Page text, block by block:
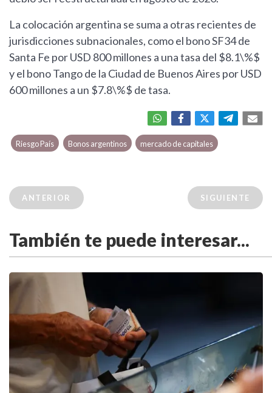
La colocación argentina se suma a otras recientes de
jurisdicciones subnacionales, como el bono SF34 de
Santa Fe por USD 800 millones a una tasa del $8.1\%$
y el bono Tango de la Ciudad de Buenos Aires por USD
600 millones a un $7.8\%$ de tasa.
Riesgo País Bonos argentinos mercado de capitales
ANTERIOR SIGUIENTE
También te puede interesar...